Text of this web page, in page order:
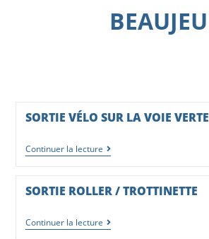
BEAUJEU
SORTIE VÉLO SUR LA VOIE VERTE
Continuer la lecture
SORTIE ROLLER / TROTTINETTE
Continuer la lecture